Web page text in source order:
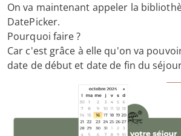
On va maintenant appeler la
DatePicker.
Pourquoi faire ?
Car c'est grâce à elle qu'on va
date de début et date de fin du